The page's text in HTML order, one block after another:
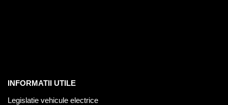
INFORMATII UTILE
Legislatie vehicule electrice